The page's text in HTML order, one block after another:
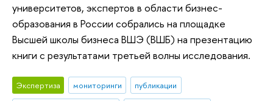
университетов, экспертов в области бизнес-
образования в России собрались на площадке
Высшей школы бизнеса ВШЭ (ВШБ) на презентацию
книги с результатами третьей волны исследования.
Экспертиза мониторинги
публикации